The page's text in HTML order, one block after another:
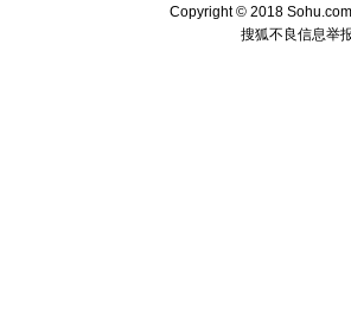
Copyright © 2018
搜狐不良信息举